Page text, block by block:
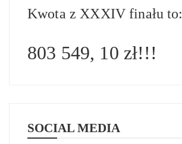
Kwota z XXXIV finału to:
803 549, 10 zł!!!
SOCIAL MEDIA